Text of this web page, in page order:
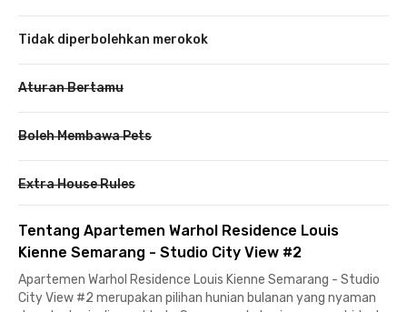
Tidak diperbolehkan merokok
Aturan Bertamu
Boleh Membawa Pets
Extra House Rules
Tentang Apartemen Warhol Residence Louis
Kienne Semarang - Studio City View #2
Apartemen Warhol Residence Louis Kienne Semarang - Studio
City View #2 merupakan pilihan hunian bulanan yang nyaman